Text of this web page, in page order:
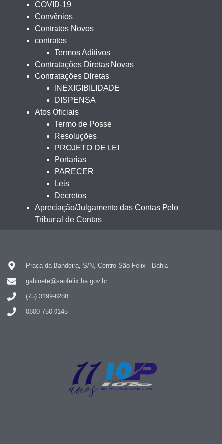
COVID-19
Convênios
Contratos Novos
contratos
Termos Aditivos
Contratações Diretas Novas
Contratações Diretas
INEXIGIBILIDADE
DISPENSA
Atos Oficiais
Termo de Posse
Resoluções
PROJETO DE LEI
Portarias
PARECER
Leis
Decretos
Apreciação/Julgamento das Contas Pelo
Tribunal de Contas
Praça da Bandeira, S/N, Centro São Felix - Bahia
gabinete@saofelix.ba.gov.br
(75) 3199-8288
0800 750 0145